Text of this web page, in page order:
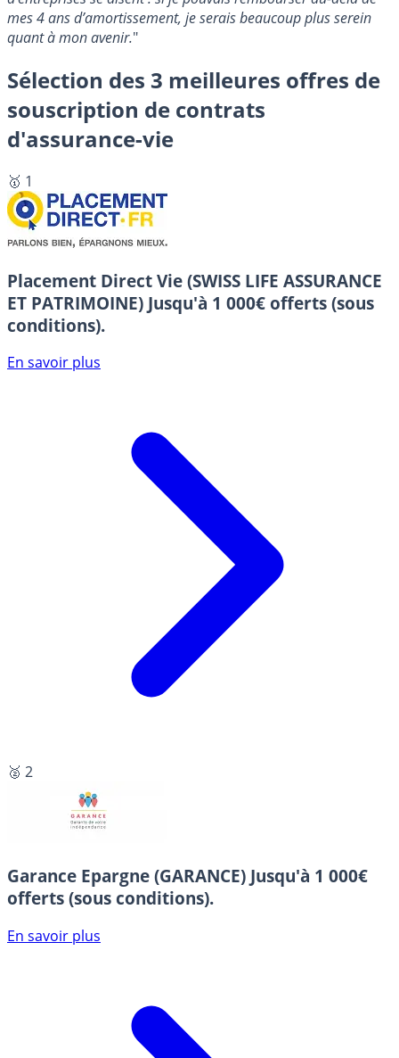
mes 4 ans d’amortissement, je serais beaucoup plus serein
quant à mon avenir."
Sélection des 3 meilleures offres de
souscription de contrats
d'assurance-vie
🥇 1
Placement Direct Vie (SWISS LIFE ASSURANCE
ET PATRIMOINE) Jusqu'à 1 000€ offerts (sous
conditions).
En savoir plus
🥈 2
Garance Epargne (GARANCE) Jusqu'à 1 000€
offerts (sous conditions).
En savoir plus